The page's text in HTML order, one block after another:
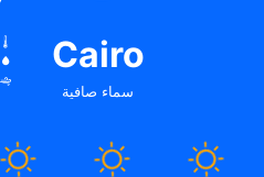
Cairo
سماء صافية